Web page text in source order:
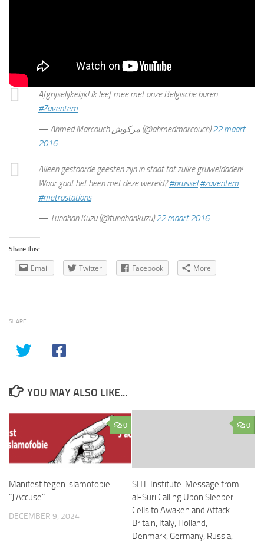
Afgrijselijkelijk! Ik leef mee met onze Belgische buren
#Zaventem
— Ahmed Marcouch مركوش (@ahmedmarcouch)22 maart
2016
Alleen gestoorde geesten zijn in staat tot zulke gruweldaden!
Waar gaat het heen met deze wereld?#brussel #zaventem
#metrostations
— Tunahan Kuzu (@tunahankuzu)22 maart 2016
Share this:
Email Twitter Facebook More
SHARE
YOU MAY ALSO LIKE...
0
Manifest tegen islamofobie:
“J’Accuse”
DECEMBER 9, 2024
0
SITE Institute: Message from
al-Suri Calling Upon Sleeper
Cells to Awaken and Attack
Britain, Italy, Holland,
Denmark, Germany, Russia,